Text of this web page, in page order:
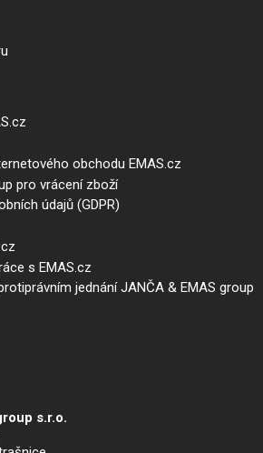
obchodu EMAS.cz
pro vrácení zboží
údajů (GDPR)
s EMAS.cz
jednání JANČA & EMAS group
s.r.o.